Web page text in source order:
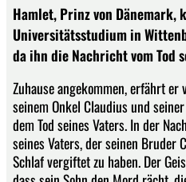
Hamlet, Prinz von Dänemark,
Universitätsstudium in
da ihn die Nachricht vom Tod
Zuhause angekommen, erfährt er
seinem Onkel Claudius und
dem Tod seines Vaters. In der
seines Vaters, der seinen Bruder
Schlaf vergiftet zu haben. Der